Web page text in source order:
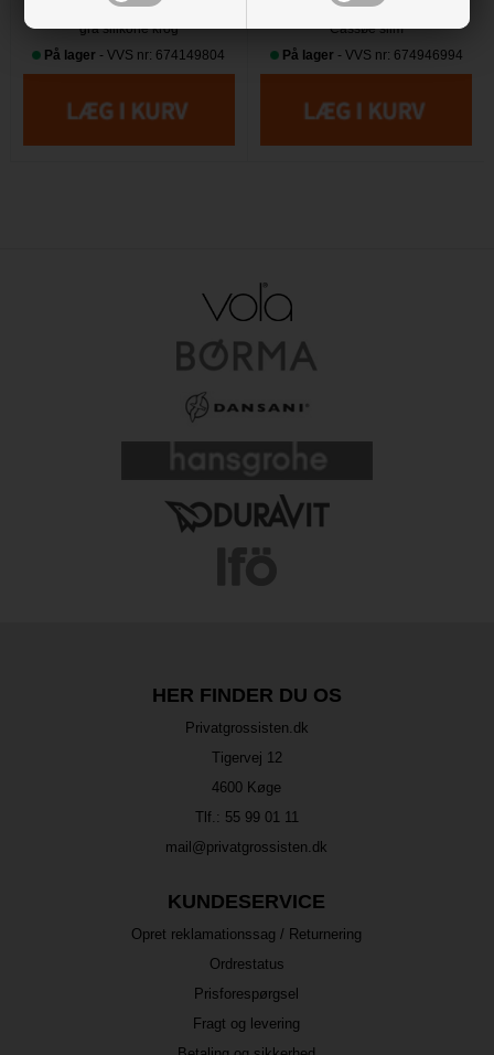
grå silikone krog
På lager - VVS nr: 674149804
Cassøe slim
På lager- VVS nr: 674946994
HER FINDER DU OS
Privatgrossisten.dk
Tigervej 12
4600 Køge
Tlf.: 55 99 01 11
mail@privatgrossisten.dk
KUNDESERVICE
Opret reklamationssag / Returnering
Ordrestatus
Prisforespørgsel
Fragt og levering